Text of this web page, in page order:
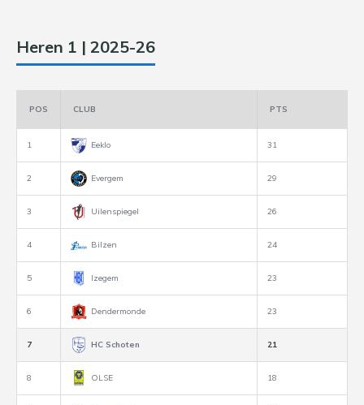
Heren 1 | 2025-26
POS CLUB PTS
1 Eeklo 31
2 Evergem 29
3 Uilenspiegel 26
4 Bilzen 24
5 Izegem 23
6 Dendermonde 23
7 HC Schoten 21
8 OLSE 18